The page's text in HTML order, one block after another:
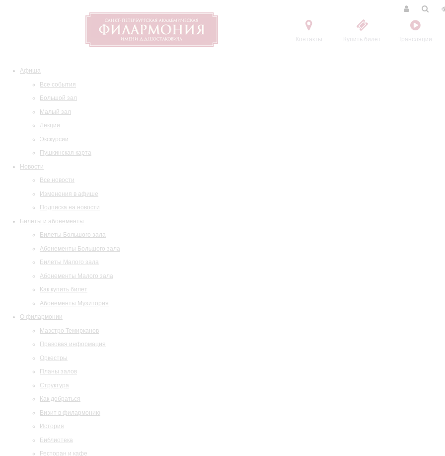
Контакты Купить билет Трансляции
Афиша
Все события
Большой зал
Малый зал
Лекции
Экскурсии
Пушкинская карта
Новости
Все новости
Изменения в афише
Подписка на новости
Билеты и абонементы
Билеты Большого зала
Абонементы Большого зала
Билеты Малого зала
Абонементы Малого зала
Как купить билет
Абонементы Музитория
О филармонии
Маэстро Темирканов
Правовая информация
Оркестры
Планы залов
Структура
Как добраться
Визит в филармонию
История
Библиотека
Ресторан и кафе